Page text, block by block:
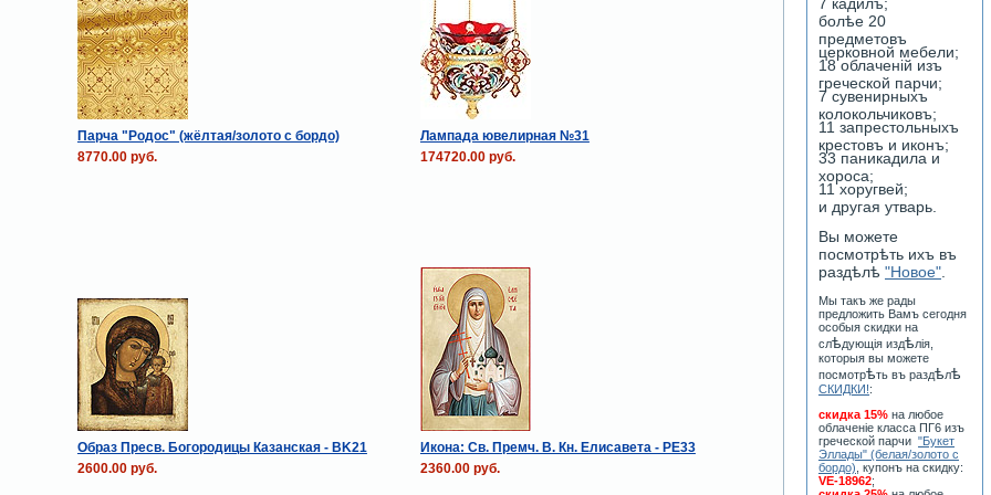
Парча "Родос" (жёлтая/золото с бордо)
Лампада ювелирная №31
8770.00 руб.
174720.00 руб.
Образ Пресв. Богородицы Казанская - BK21
Икона: Св. Премч. В. Кн. Елисавета - PE33
2600.00 руб.
2360.00 руб.
болѣе 20
предметовъ
церковной мебели;
18 облаченiй изъ
греческой парчи;
7 сувенирныхъ
колокольчиковъ;
11 запрестольныхъ
крестовъ и иконъ;
33 паникадила и
хороса;
11 хоругвей;
и другая утварь.
Вы можете
посмотрѣть ихъ въ
раздѣлѣ "Новое"
Мы такъ же рады
предложить Вамъ сегодня
особыя скидки на
слѣдующiя издѣлiя,
которыя вы можете
посмотрѣть въ раздѣлѣ
СКИДКИ!:
скидка 15% на любое
облаченiе класса ПГ6 изъ
греческой парчи "Букет
Эллады" (белая/золото с
бордо) , купонъ на скидку:
VE-18962;